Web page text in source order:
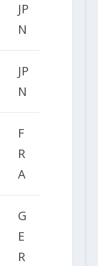
JP
N
JP
N
F
R
A
G
E
R